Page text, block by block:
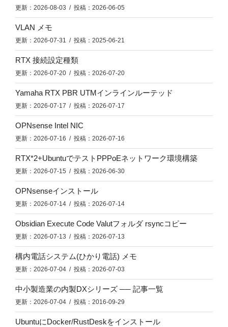
更新：2026-08-03 / 投稿：2026-06-05
VLAN メモ
更新：2026-07-31 / 投稿：2025-06-21
RTX 接続設定種類
更新：2026-07-20 / 投稿：2026-07-20
Yamaha RTX PBR UTMインラインルーテッド
更新：2026-07-17 / 投稿：2026-07-17
OPNsense Intel NIC
更新：2026-07-16 / 投稿：2026-07-16
RTX*2+UbuntuでテストPPPoEネットワーク環境構築
更新：2026-07-15 / 投稿：2026-06-30
OPNsenseインストール
更新：2026-07-14 / 投稿：2026-07-14
Obsidian Execute Code Valutフォルダ rsyncコピー
更新：2026-07-13 / 投稿：2026-07-13
構内電話システム(ひかり電話) メモ
更新：2026-07-04 / 投稿：2026-07-03
中小製造業の内製DXシリーズ ── 記事一覧
更新：2026-07-04 / 投稿：2016-09-29
UbuntuにDocker/RustDeskをインストール